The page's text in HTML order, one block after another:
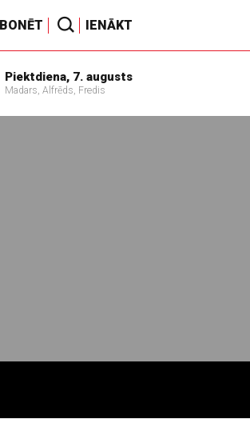
IENĀKT
Piektdiena, 7. augusts
Madars, Alfrēds, Fredis